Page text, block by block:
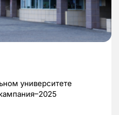
университете